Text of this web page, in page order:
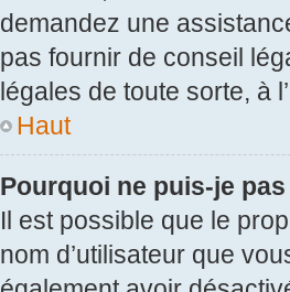
demandez une
pas fournir de conseil
légales de toute sorte, à
Haut
Pourquoi ne puis-je
Il est possible que le
nom d’utilisateur que